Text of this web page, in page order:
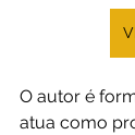
O autor é
atua como